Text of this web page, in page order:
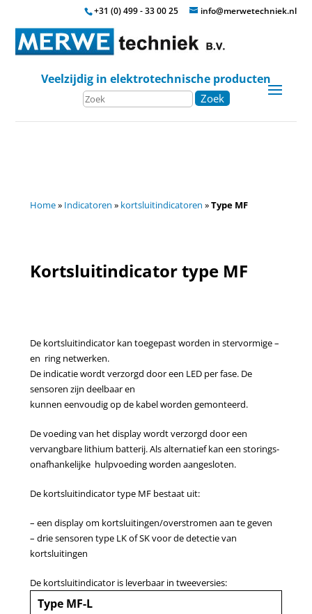
+31 (0) 499 - 33 00 25 info@merwetechniek.nl
Veelzijdig in elektrotechnische producten
Zoek
Home» Indicatoren » kortsluitindicatoren »Type MF
Kortsluitindicator type MF
De kortsluitindicator kan toegepast worden in stervormige –
en ring netwerken.
De indicatie wordt verzorgd door een LED per fase. De
sensoren zijn deelbaar en
kunnen eenvoudig op de kabel worden gemonteerd.
De voeding van het display wordt verzorgd door een
vervangbare lithium batterij. Als alternatief kan een storings-
onafhankelijke hulpvoeding worden aangesloten.
De kortsluitindicator type MF bestaat uit:
– een display om kortsluitingen/overstromen aan te geven
– drie sensoren type LK of SK voor de detectie van
kortsluitingen
De kortsluitindicator is leverbaar in tweeversies:
Type MF-L